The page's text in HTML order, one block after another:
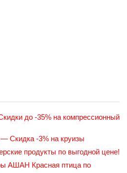
до -35% на компрессионный
Скидка -3% на круизы
продукты по выгодной цене!
АШАН Красная птица по